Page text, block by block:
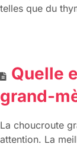
telles que du
Quelle
grand-
La choucroute
attention. La